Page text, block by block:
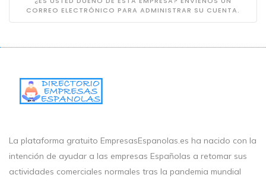
CORREO ELECTRÓNICO PARA ADMINISTRAR SU CUENTA.
La plataforma gratuito EmpresasEspanolas.es ha nacido con la
intención de ayudar a las empresas Españolas a retomar sus
actividades comerciales normales tras la pandemia mundial